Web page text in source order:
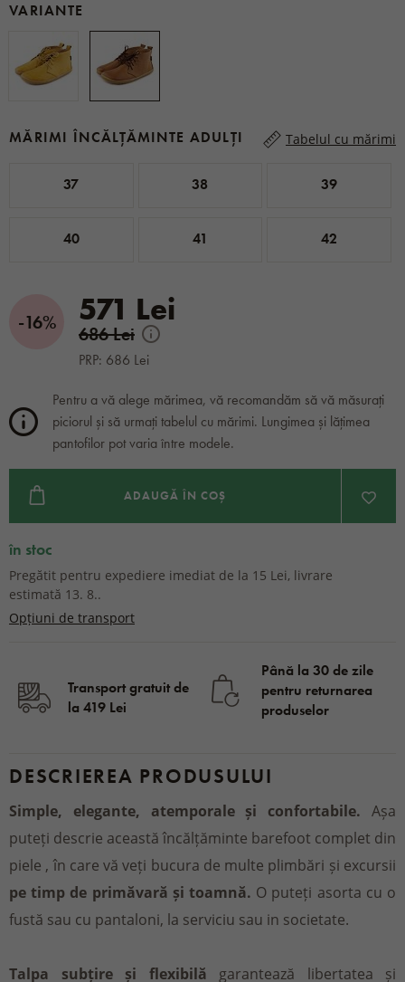
VARIANTE
MĂRIMI ÎNCĂLȚĂMINTE ADULȚI Tabelul cu mărimi
37 38 39
40 41 42
-16% 571 Lei
686 Lei
PRP: 686 Lei
Pentru a vă alege mărimea, vă recomandăm să vă măsurați
piciorul și să urmați tabelul cu mărimi. Lungimea și lățimea
pantofilor pot varia între modele.
ADAUGĂ ÎN COȘ
în stoc
Pregătit pentru expediere imediat de la 15 Lei, livrare
estimată 13. 8..
Opțiuni de transport
Transport gratuit de
la 419 Lei
Până la 30 de zile
pentru returnarea
produselor
DESCRIEREA PRODUSULUI
Simple, elegante, atemporale și confortabile. Așa
puteți descrie această încălțăminte barefoot complet din
piele , în care vă veți bucura de multe plimbări și excursii
pe timp de primăvară și toamnă. O puteți asorta cu o
fustă sau cu pantaloni, la serviciu sau in societate.
Talpa subțire și flexibilă garantează libertatea și